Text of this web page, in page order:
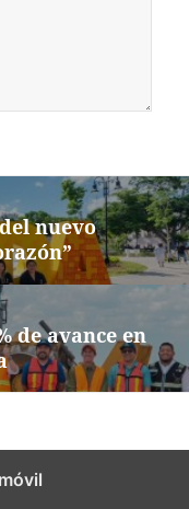
nuevo
de avance en